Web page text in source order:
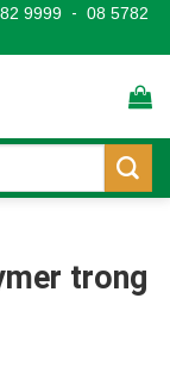
9999 - 08 5782
trong